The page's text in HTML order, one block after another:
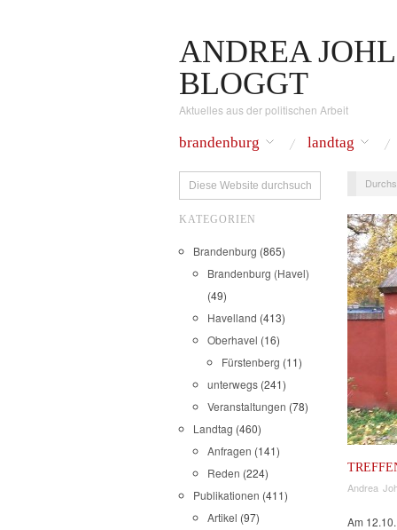
ANDREA
BLOGGT
Aktuelles aus der politischen Arbeit
brandenburg landtag
KATEGORIEN
Brandenburg (865)
Brandenburg (Havel)
(49)
Havelland (413)
Oberhavel (16)
Fürstenberg (11)
unterwegs (241)
Veranstaltungen (78)
Landtag (460)
Anfragen (141)
Reden (224)
Publikationen (411)
Artikel (97)
Andrea
Am